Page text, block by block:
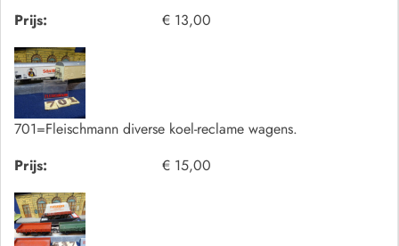
Prijs:
€ 13,00
701=Fleischmann diverse koel-reclame wagens.
Prijs:
€ 15,00